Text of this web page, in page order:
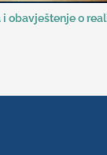
obavještenje o